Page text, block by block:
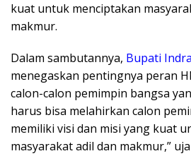
kuat untuk menciptakan
makmur.
​Dalam sambutannya, Bupati
menegaskan pentingnya peran
calon-calon pemimpin bangsa
harus bisa melahirkan calon
memiliki visi dan misi yang kuat
masyarakat adil dan makmur,”